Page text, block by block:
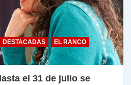
DESTACADAS
EL RANCO
el 31 de julio se